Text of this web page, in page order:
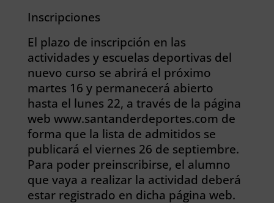
Inscripciones
El plazo de inscripción en las
actividades y escuelas deportivas del
nuevo curso se abrirá el próximo
martes 16 y permanecerá abierto
hasta el lunes 22, a través de la página
web www.santanderdeportes.com de
forma que la lista de admitidos se
publicará el viernes 26 de septiembre.
Para poder preinscribirse, el alumno
que vaya a realizar la actividad deberá
estar registrado en dicha página web.